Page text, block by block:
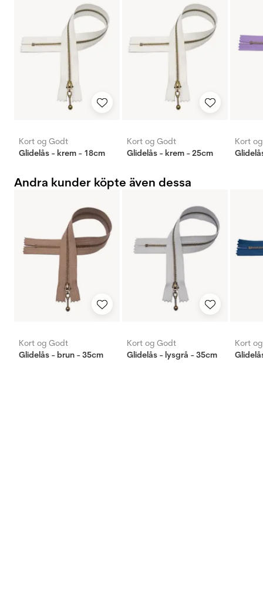
Kort og Godt
Glidelås - krem - 18cm
Kort og Godt
Glidelås - krem - 25cm
Kort
Andra kunder köpte även dessa
Kort og Godt
Glidelås - brun - 35cm
Kort og Godt
Glidelås - lysgrå - 35cm
Kort